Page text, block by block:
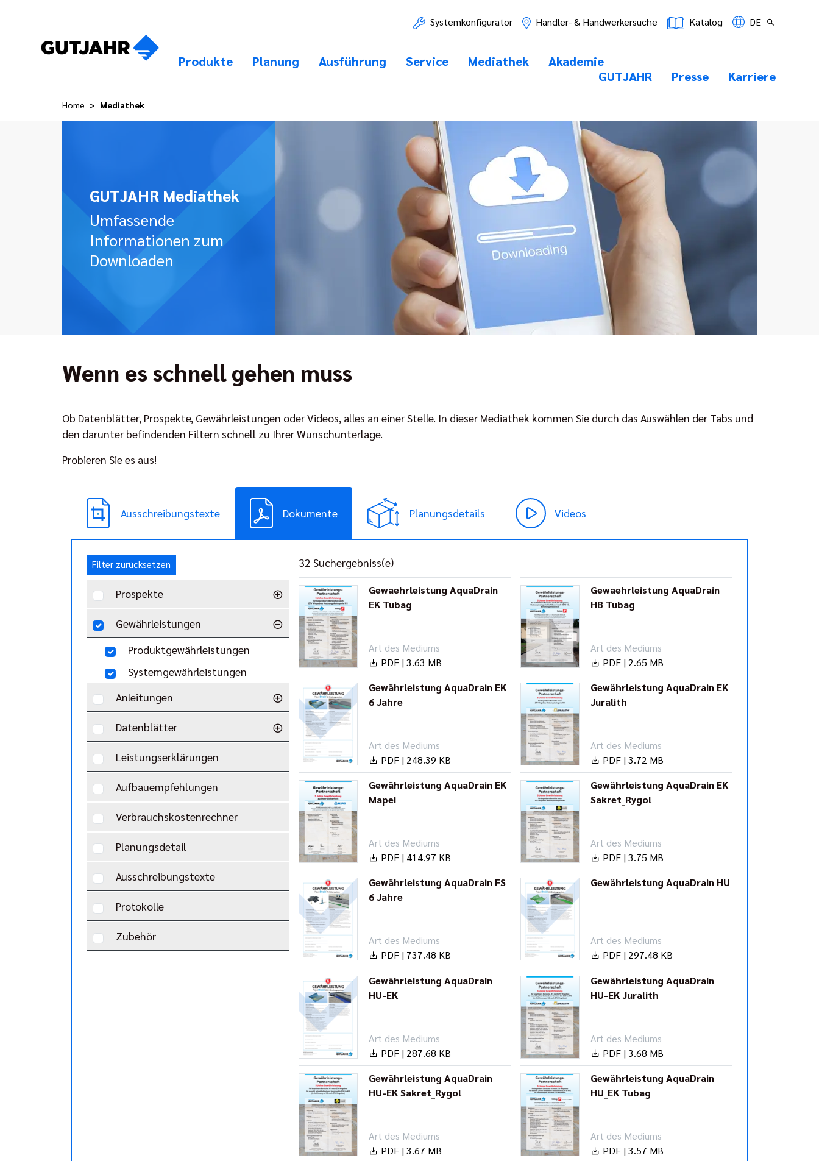
Systemkonfigurator Händler- & Handwerkersuche Katalog DE
Produkte Planung Ausführung Service Mediathek
Akademie
GUTJAHR
Presse Karriere
Home Mediathek
GUTJAHR Mediathek
Umfassende
Informationen zum
Downloaden
Wenn es schnell gehen muss
Ob Datenblätter, Prospekte, Gewährleistungen oder Videos, alles an einer Stelle. In dieser Mediathek kommen Sie durch das Auswählen der Tabs und
den darunter befindenden Filtern schnell zu Ihrer Wunschunterlage.
Probieren Sie es aus!
Ausschreibungstexte Dokumente Planungsdetails Videos
Filter zurücksetzen
Prospekte
Gewährleistungen
Produktgewährleistungen
Systemgewährleistungen
Anleitungen
Datenblätter
Leistungserklärungen
Aufbauempfehlungen
Verbrauchskostenrechner
Planungsdetail
Ausschreibungstexte
Protokolle
Zubehör
32 Suchergebniss(e)
Gewaehrleistung AquaDrain
EK Tubag
Art des Mediums
PDF | 3.63 MB
Gewaehrleistung AquaDrain
HB Tubag
Art des Mediums
PDF | 2.65 MB
Gewährleistung AquaDrain EK
6 Jahre
Art des Mediums
PDF | 248.39 KB
Gewährleistung AquaDrain EK
Juralith
Art des Mediums
PDF | 3.72 MB
Gewährleistung AquaDrain EK
Mapei
Art des Mediums
PDF | 414.97 KB
Gewährleistung AquaDrain EK
Sakret_Rygol
Art des Mediums
PDF | 3.75 MB
Gewährleistung AquaDrain FS
6 Jahre
Art des Mediums
PDF | 737.48 KB
Gewährleistung AquaDrain HU
Art des Mediums
PDF | 297.48 KB
Gewährleistung AquaDrain
HU-EK
Art des Mediums
PDF | 287.68 KB
Gewährleistung AquaDrain
HU-EK Juralith
Art des Mediums
PDF | 3.68 MB
Gewährleistung AquaDrain
HU-EK Sakret_Rygol
Art des Mediums
PDF | 3.67 MB
Gewährleistung AquaDrain
HU_EK Tubag
Art des Mediums
PDF | 3.57 MB